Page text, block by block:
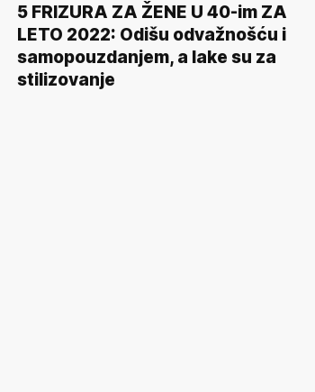
5 FRIZURA ZA ŽENE U 40-im ZA
LETO 2022: Odišu odvažnošću i
samopouzdanjem, a lake su za
stilizovanje